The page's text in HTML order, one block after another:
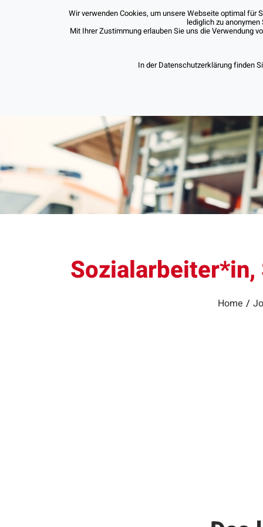
Home /
Wir verwenden Cookies, um unsere Webseite optimal für
lediglich zu
Mit Ihrer Zustimmung erlauben Sie uns die Verwendung
In der Datenschutzerklärung finden